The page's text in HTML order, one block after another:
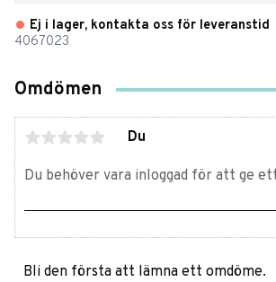
Ej i lager, kontakta oss för leveranstid
4067023
Omdömen
Du
Bli den första att lämna ett omdöme.